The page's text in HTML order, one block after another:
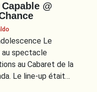
@
Le
au spectacle
au Cabaret de la
Le line-up était…